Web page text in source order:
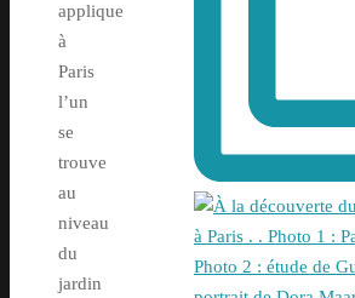
applique
à
Paris
l’un
se
trouve
au
niveau
du
jardin